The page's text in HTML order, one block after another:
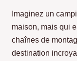
Imaginez un
maison, mais qui
chaînes de
destination